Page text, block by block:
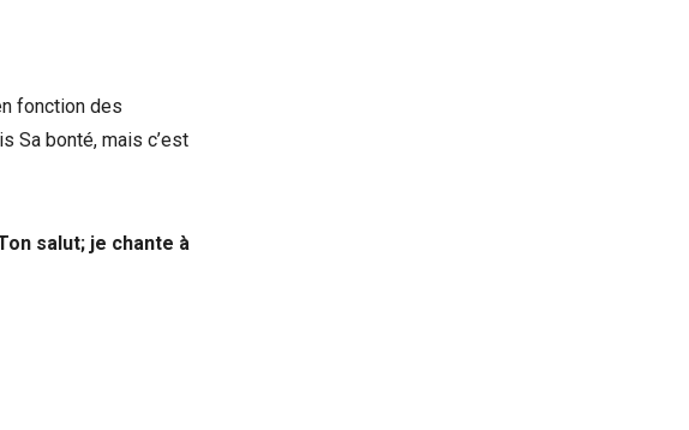
fonction des
Sa bonté, mais c’est
salut; je chante à